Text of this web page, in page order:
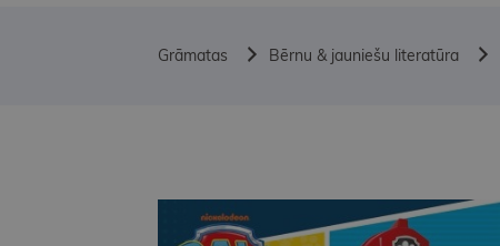
Grāmatas Bērnu & jauniešu literatūra